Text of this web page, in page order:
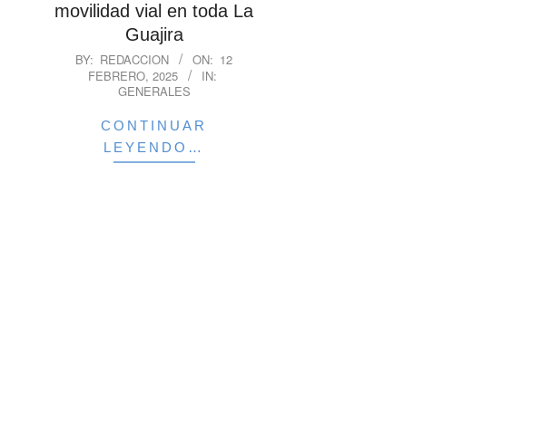
movilidad vial en toda La
Guajira
2025-BY: REDACCION ON: 12
FEBRERO, 2025
IN:
GENERALES
CONTINUAR
LEYENDO…